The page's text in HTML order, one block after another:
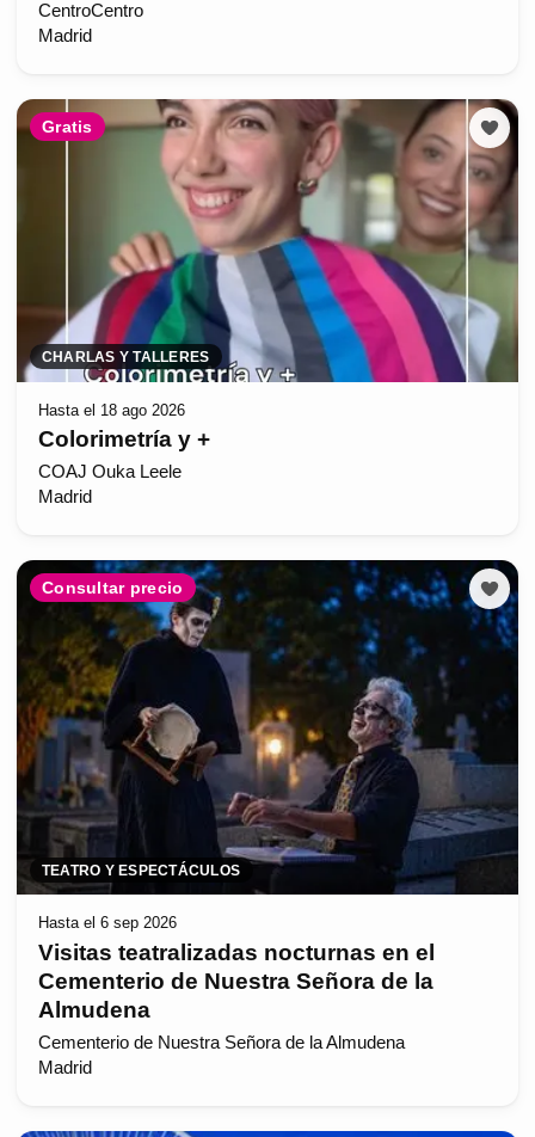
CentroCentro
Madrid
Gratis
CHARLAS Y TALLERES
Hasta el 18 ago 2026
Colorimetría y +
COAJ Ouka Leele
Madrid
Consultar precio
TEATRO Y ESPECTÁCULOS
Hasta el 6 sep 2026
Visitas teatralizadas nocturnas en el
Cementerio de Nuestra Señora de la
Almudena
Cementerio de Nuestra Señora de la Almudena
Madrid